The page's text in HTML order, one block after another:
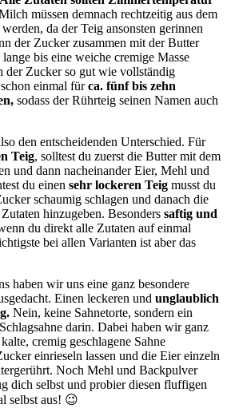
müssen demnach rechtzeitig aus dem
da der Teig ansonsten gerinnen
der Zucker zusammen mit der Butter
bis eine weiche cremige Masse
der Zucker so gut wie vollständig
einmal fürca. fünf bis zehn
sodass der Rührteig seinen Namen auch
den entscheidenden Unterschied. Für
Teig, solltest du zuerst die Butter mit dem
und dann nacheinander Eier, Mehl und
du einen sehr lockeren Teig musst du
schaumig schlagen und danach die
hinzugeben. Besonders saftig und
du direkt alle Zutaten auf einmal
bei allen Varianten ist aber das
haben wir uns eine ganz besondere
Einen leckeren und unglaublich
Nein, keine Sahnetorte, sondern ein
darin. Dabei haben wir ganz
cremig geschlagene Sahne
einrieseln lassen und die Eier einzeln
Noch Mehl und Backpulver
dich selbst und probier diesen fluffigen
selbst aus! 😉